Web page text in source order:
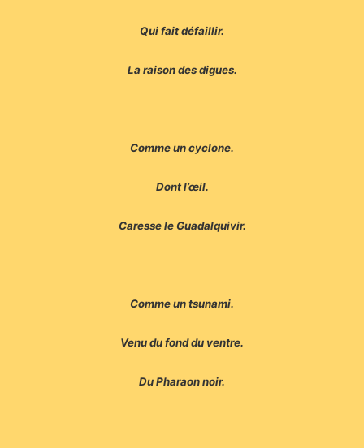
Qui fait défaillir.
La raison des digues.
Comme un cyclone.
Dont l’œil.
Caresse le Guadalquivir.
Comme un tsunami.
Venu du fond du ventre.
Du Pharaon noir.